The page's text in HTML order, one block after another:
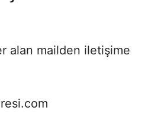
alan mailden iletişime